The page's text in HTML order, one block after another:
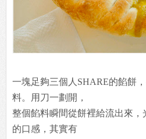
一塊足夠三個人SHARE的餡餅
料。用刀一劃開，
整個餡料瞬間從餅裡給流出來
的口感，其實有